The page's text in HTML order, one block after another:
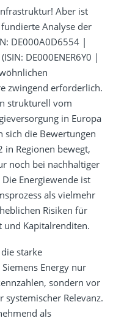
Aber ist
fundierte Analyse der
DE000A0D6554 |
DE000ENER6Y0 |
zwingend erforderlich.
strukturell vom
in Europa
sich die Bewertungen
in Regionen bewegt,
noch bei nachhaltiger
Energiewende ist
als vielmehr
Risiken für
und Kapitalrenditen.
starke
Energy nur
sondern vor
Relevanz.
als